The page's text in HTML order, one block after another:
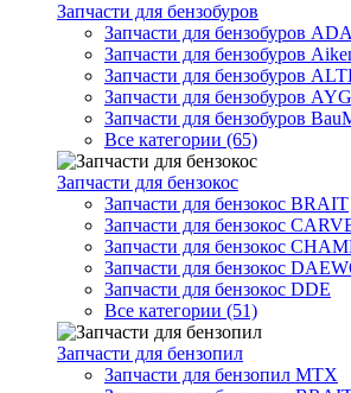
Запчасти для бензобуров
Запчасти для бензобуров ADA
Запчасти для бензобуров
Запчасти для бензобуров
Запчасти для бензобуров
Запчасти для бензобуров
Все категории (65)
Запчасти для бензокос
Запчасти для бензокос BRAIT
Запчасти для бензокос
Запчасти для бензокос
Запчасти для бензокос
Запчасти для бензокос DDE
Все категории (51)
Запчасти для бензопил
Запчасти для бензопил MTX